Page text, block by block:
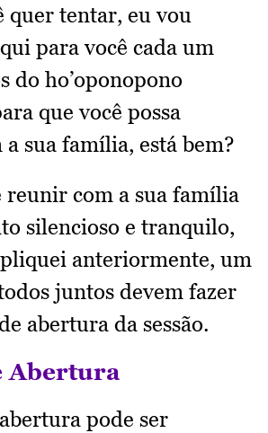
quer tentar, eu vou
para você cada um
do ho’oponopono
que você possa
sua família, está bem?
reunir com a sua família
silencioso e tranquilo,
anteriormente, um
juntos devem fazer
abertura da sessão.
Abertura
pode ser